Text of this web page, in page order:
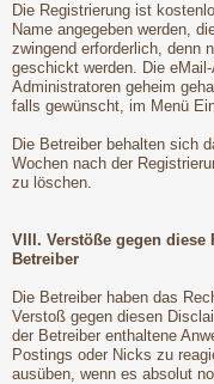
Die Registrierung ist
Name angegeben werden,
zwingend erforderlich, denn
geschickt werden. Die
Administratoren geheim
falls gewünscht, im Menü
Die Betreiber behalten sich
Wochen nach der
zu löschen.
VIII. Verstöße gegen
Betreiber
Die Betreiber haben das
Verstoß gegen diesen
der Betreiber enthaltene
Postings oder Nicks zu
ausüben, wenn es absolut